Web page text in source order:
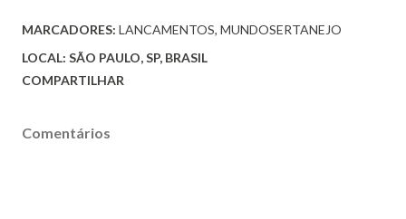
MARCADORES: LANCAMENTOS MUNDOSERTANEJO
LOCAL: SÃO PAULO, SP, BRASIL
COMPARTILHAR
Comentários